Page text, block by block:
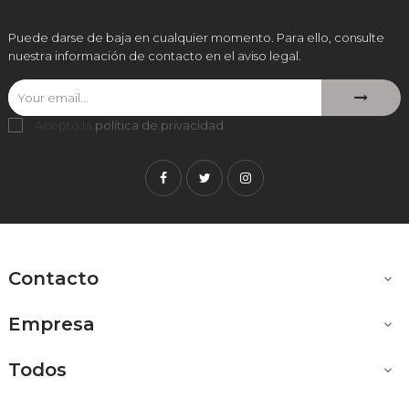
Puede darse de baja en cualquier momento. Para ello, consulte
nuestra información de contacto en el aviso legal.
Acepto la política de privacidad
FacebookTwitterInstagram
Contacto 
Empresa 
Todos 